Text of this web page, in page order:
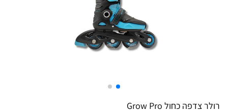
רולר צדפה כחול Grow Pro